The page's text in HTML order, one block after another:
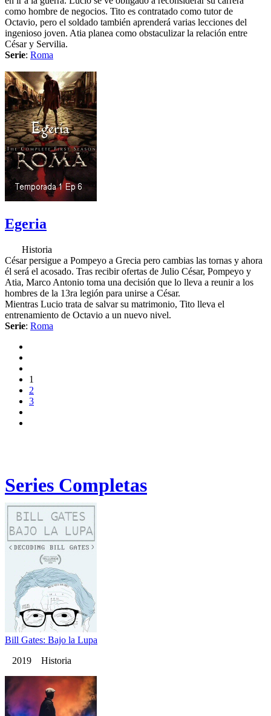
como hombre de negocios. Tito es contratado como tutor de
Octavio, pero el soldado también aprenderá varias lecciones del
ingenioso joven. Atia planea como obstaculizar la relación entre
César y Servilia.
Serie: Roma
Egeria
Historia
César persigue a Pompeyo a Grecia pero cambias las tornas y ahora
él será el acosado. Tras recibir ofertas de Julio César, Pompeyo y
Atia, Marco Antonio toma una decisión que lo lleva a reunir a los
hombres de la 13ra legión para unirse a César.
Mientras Lucio trata de salvar su matrimonio, Tito lleva el
entrenamiento de Octavio a un nuevo nivel.
Serie: Roma
1
2
3
Series Completas
Bill Gates: Bajo la Lupa
2019 Historia